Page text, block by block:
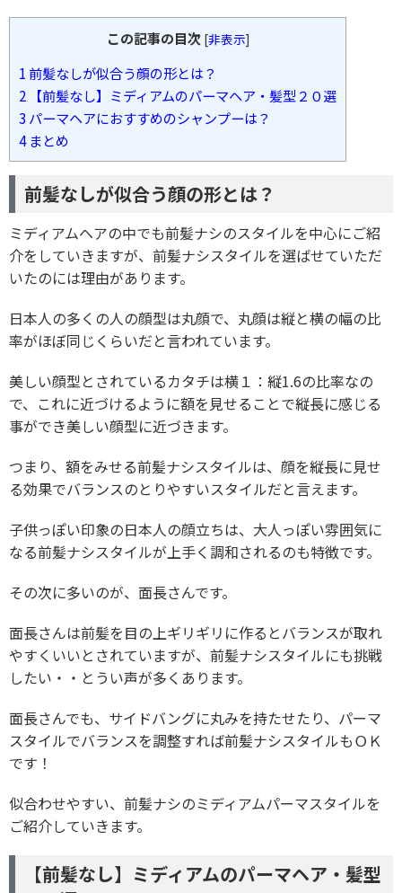
この記事の目次 [非表示]
1 前髪なしが似合う顔の形とは？
2 【前髪なし】ミディアムのパーマヘア・髪型２０選
3 パーマヘアにおすすめのシャンプーは？
4まとめ
前髪なしが似合う顔の形とは？
ミディアムヘアの中でも前髪ナシのスタイルを中心にご紹
介をしていきますが、前髪ナシスタイルを選ばせていただ
いたのには理由があります。
日本人の多くの人の顔型は丸顔で、丸顔は縦と横の幅の比
率がほぼ同じくらいだと言われています。
美しい顔型とされているカタチは横１：縦1.6の比率なの
で、これに近づけるように額を見せることで縦長に感じる
事ができ美しい顔型に近づきます。
つまり、額をみせる前髪ナシスタイルは、顔を縦長に見せ
る効果でバランスのとりやすいスタイルだと言えます。
子供っぽい印象の日本人の顔立ちは、大人っぽい雰囲気に
なる前髪ナシスタイルが上手く調和されるのも特徴です。
その次に多いのが、面長さんです。
面長さんは前髪を目の上ギリギリに作るとバランスが取れ
やすくいいとされていますが、前髪ナシスタイルにも挑戦
したい・・とうい声が多くあります。
面長さんでも、サイドバングに丸みを持たせたり、パーマ
スタイルでバランスを調整すれば前髪ナシスタイルもＯＫ
です！
似合わせやすい、前髪ナシのミディアムパーマスタイルを
ご紹介していきます。
【前髪なし】ミディアムのパーマヘア・髪型